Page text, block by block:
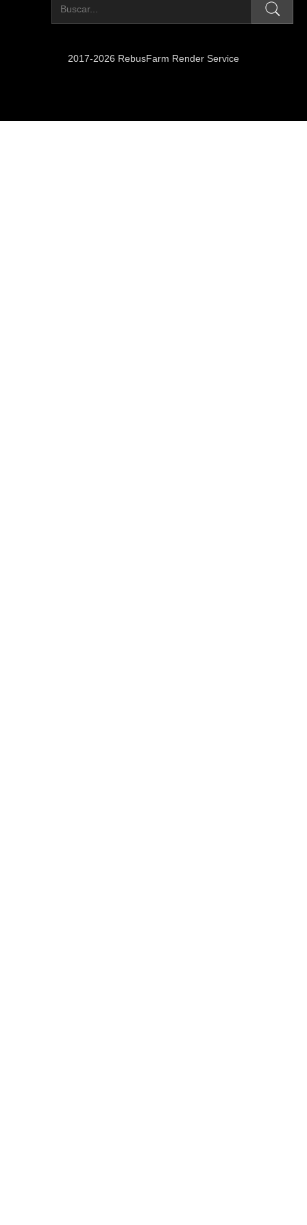
2017-2026 RebusFarm Render Service